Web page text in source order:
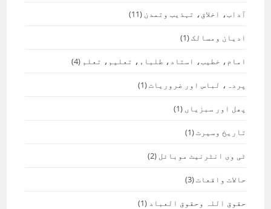
آداب، اخلاق، تہذیب وتمدن (11)
ادیان ومسالک(1)
امام، خطیب، استاد، طلباء، تعلیم، تعلم (4)
پردہ، لباس اور ضروریات(1)
پھل اور سبزیاں (1)
تاریخ وسیرت(1)
ٹی وی انٹرنیٹ موبائل (2)
حالات واقعات(3)
حقوق اللہ وحقوق العباد (1)